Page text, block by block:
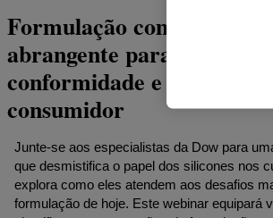
Formulação com Silicones:
abrangente para
conformidade e confiança
consumidor
Junte-se aos especialistas da Dow para
que desmistifica o papel dos silicones nos
explora como eles atendem aos desafios
formulação de hoje. Este webinar equipará